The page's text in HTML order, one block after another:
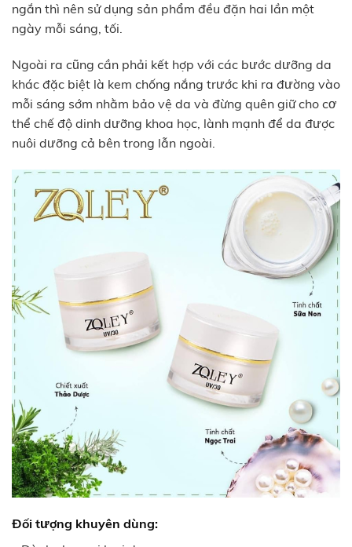
ngắn thì nên sử dụng sản phẩm đều đặn hai lần một
ngày mỗi sáng, tối.
Ngoài ra cũng cần phải kết hợp với các bước dưỡng da
khác đặc biệt là kem chống nắng trước khi ra đường vào
mỗi sáng sớm nhằm bảo vệ da và đừng quên giữ cho cơ
thể chế độ dinh dưỡng khoa học, lành mạnh để da được
nuôi dưỡng cả bên trong lẫn ngoài.
Đối tượng khuyên dùng: